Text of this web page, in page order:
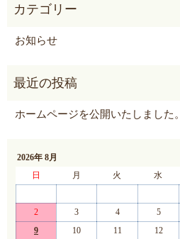
お知らせ
ホームページを公開いたしました。
2026年 8月
日
月 火 水
2
3 4 5
9
10 11 12